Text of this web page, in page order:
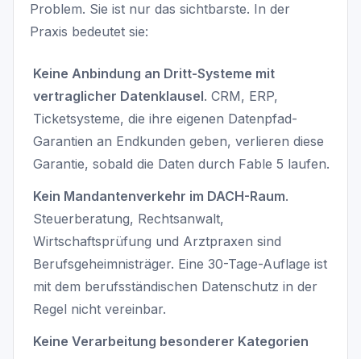
Problem. Sie ist nur das sichtbarste. In der
Praxis bedeutet sie:
Keine Anbindung an Dritt-Systeme mit
vertraglicher Datenklausel. CRM, ERP,
Ticketsysteme, die ihre eigenen Datenpfad-
Garantien an Endkunden geben, verlieren diese
Garantie, sobald die Daten durch Fable 5 laufen.
Kein Mandantenverkehr im DACH-Raum.
Steuerberatung, Rechtsanwalt,
Wirtschaftsprüfung und Arztpraxen sind
Berufsgeheimnisträger. Eine 30-Tage-Auflage ist
mit dem berufsständischen Datenschutz in der
Regel nicht vereinbar.
Keine Verarbeitung besonderer Kategorien